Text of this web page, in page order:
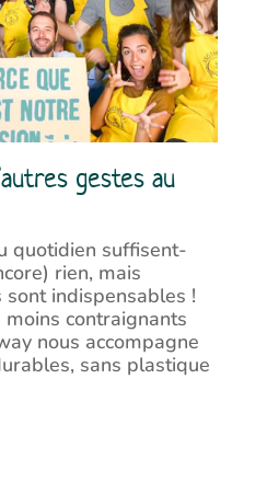
gestes au
quotidien suffisent-
rien, mais
indispensables !
moins contraignants
nous accompagne
sans plastique